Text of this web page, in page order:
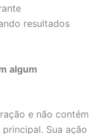
resultados
algum
e não contém
Sua ação